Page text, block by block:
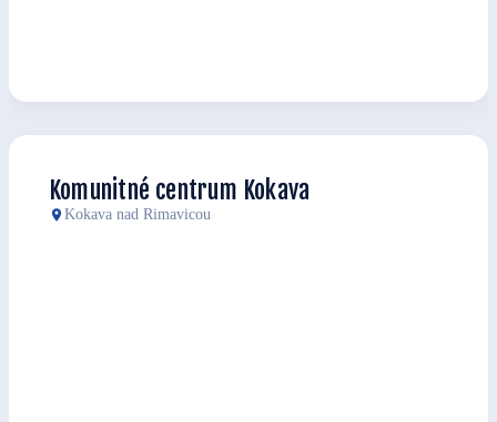
Komunitné centrum Kokava
Kokava nad Rimavicou